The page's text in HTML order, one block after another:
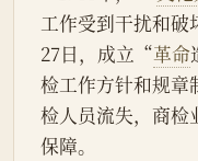
工作受到干扰和破
27日，成立“革命
检工作方针和规章
检人员流失，商检
保障。